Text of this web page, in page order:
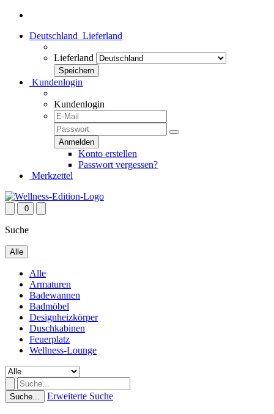
Deutschland Lieferland
Lieferland
Kundenlogin
Kundenlogin
Konto erstellen
Passwort vergessen?
Merkzettel
0
Suche
Alle
Alle
Armaturen
Badewannen
Badmöbel
Designheizkörper
Duschkabinen
Feuerplatz
Wellness-Lounge
Suche... Erweiterte Suche